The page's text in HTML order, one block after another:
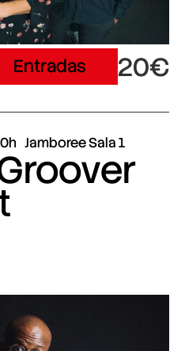
Entradas 20€
Jamboree Sala 1